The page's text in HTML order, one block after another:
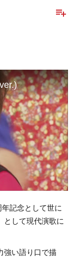
playlist_add
記念として世に
として現代演歌に
強い語り口で描